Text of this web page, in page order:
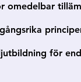
omedelbar
för